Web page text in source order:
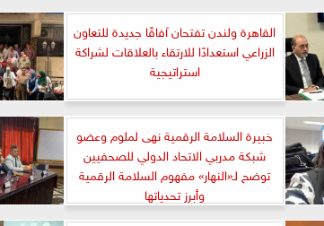
القاهرة ولندن تفتحان آفاقًا جديدة للتعاون
الزراعي استعدادًا للارتقاء بالعلاقات لشراكة
استراتيجية
خبيرة السلامة الرقمية نهى لملوم وعضو
شبكة مدربي الاتحاد الدولي للصحفيين
توضح لـ«النهار» مفهوم السلامة الرقمية
وأبرز تحدياتها